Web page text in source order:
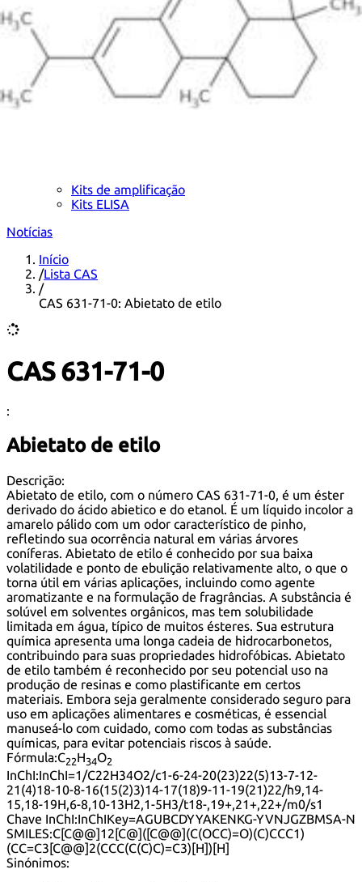
Kits de amplificação
Kits ELISA
Notícias
Início
/Lista CAS
/
CAS 631-71-0: Abietato de etilo
CAS 631-71-0
:
Abietato de etilo
Descrição:
Abietato de etilo, com o número CAS 631-71-0, é um éster
derivado do ácido abietico e do etanol. É um líquido incolor a
amarelo pálido com um odor característico de pinho,
refletindo sua ocorrência natural em várias árvores
coníferas. Abietato de etilo é conhecido por sua baixa
volatilidade e ponto de ebulição relativamente alto, o que o
torna útil em várias aplicações, incluindo como agente
aromatizante e na formulação de fragrâncias. A substância é
solúvel em solventes orgânicos, mas tem solubilidade
limitada em água, típico de muitos ésteres. Sua estrutura
química apresenta uma longa cadeia de hidrocarbonetos,
contribuindo para suas propriedades hidrofóbicas. Abietato
de etilo também é reconhecido por seu potencial uso na
produção de resinas e como plastificante em certos
materiais. Embora seja geralmente considerado seguro para
uso em aplicações alimentares e cosméticas, é essencial
manuseá-lo com cuidado, como com todas as substâncias
químicas, para evitar potenciais riscos à saúde.
Fórmula:C22H34O2
InChI:InChI=1/C22H34O2/c1-6-24-20(23)22(5)13-7-12-
21(4)18-10-8-16(15(2)3)14-17(18)9-11-19(21)22/h9,14-
15,18-19H,6-8,10-13H2,1-5H3/t18-,19+,21+,22+/m0/s1
Chave InChI:InChIKey=AGUBCDYYAKENKG-YVNJGZBMSA-N
SMILES:C[C@@]12[C@]([C@@](C(OCC)=O)(C)CCC1)
(CC=C3[C@@]2(CCC(C(C)C)=C3)[H])[H]
Sinónimos: